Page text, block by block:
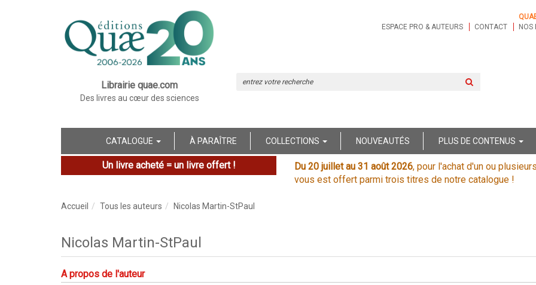
Librairie quae.com
Des livres au cœur des sciences
ESPACE PRO & AUTEURS CONTACT
NOS
CATALOGUE À PARAÎTRE COLLECTIONS NOUVEAUTÉS PLUS DE CONTENUS
Un livre acheté = un livre offert ! Du 20 juillet au 31 août 2026, pour l'achat d'un ou
vous est offert parmi trois titres de notre catalogue !
Accueil Tous les auteurs Nicolas Martin-StPaul
Nicolas Martin-StPaul
A propos de l'auteur